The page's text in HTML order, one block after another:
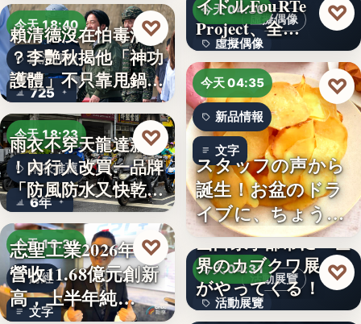
今天 18:40
政治評論
725
賴清德沒在怕毒油案
？李艷秋揭他「神功
護體」不只靠甩鍋盧
秀…
♡
今天 18:23
雨衣推薦
6年
雨衣不穿天龍達新牌
！內行人改買一品牌
「防風防水又快乾、
穿…
♡
今天 18:21
財經
文字
志聖工業2026年7月
營收11.68億元創新
高，上半年純…
♡
1,000円
虛擬偶像
今天 04:36
虛擬偶像
10
イドルFouRTe
Project、全…
♡
今天 04:35
新品情報
文字
スタッフの声から
誕生！お盆のドラ
イブに、ちょうど
いい。「…
♡
活動展覽
今天 04:31
活動展覽
山口県宇部市に『世
界のカブクワ展』
がやってくる！
♡
令和8年熊本地震へ